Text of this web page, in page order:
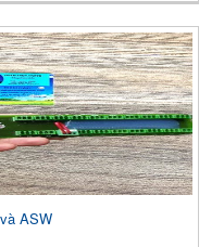
ASW